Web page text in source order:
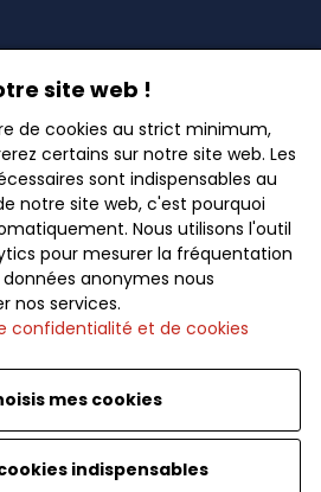
newsletter et recevez en
exclusives, idées de
des escapades inoubliables.
Souscrire
<
site web !
de cookies au strict minimum,
certains sur notre site web. Les
sont indispensables au
notre site web, c'est pourquoi
Nous utilisons l'outil
pour mesurer la fréquentation
anonymes nous
nos services.
confidentialité et de cookies
mes cookies
indispensables